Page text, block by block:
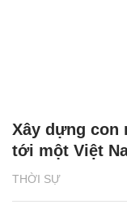
THỜI SỰ
Xây dựng con
tới một Việt